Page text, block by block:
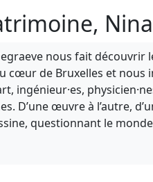
nous fait découvrir
cœur de Bruxelles et nous
ingénieur·es,
D’une œuvre à l’autre,
questionnant le monde